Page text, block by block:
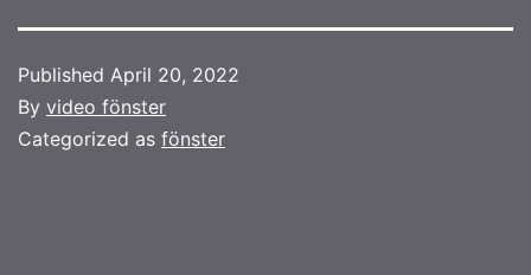
Published April 20, 2022
By video fönster
Categorized as fönster